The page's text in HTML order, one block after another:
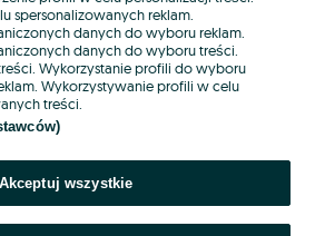
Zaloguj się
spersonalizowanych reklam.
danych do wyboru reklam.
danych do wyboru treści.
Wykorzystanie profili do wyboru
Wykorzystywanie profili w celu
treści.
Akceptuj wszystkie